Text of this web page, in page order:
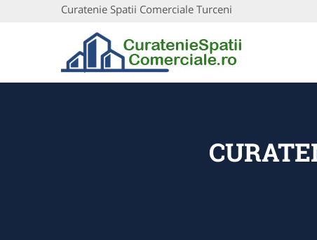
Curatenie Spatii Comerciale Turceni